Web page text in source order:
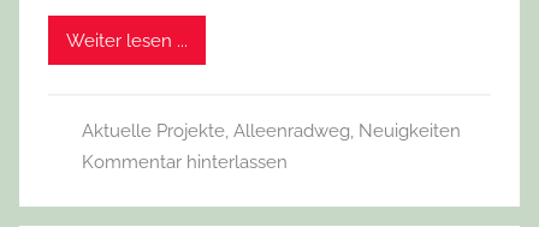
Weiter lesen ...
Aktuelle Projekte, Alleenradweg, Neuigkeiten
Kommentar hinterlassen